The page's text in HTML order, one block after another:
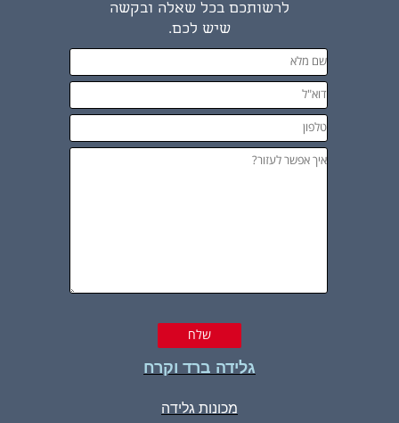
לרשותכם בכל שאלה ובקשה
שיש לכם.
גלידה ברד וקרח
מכונות גלידה